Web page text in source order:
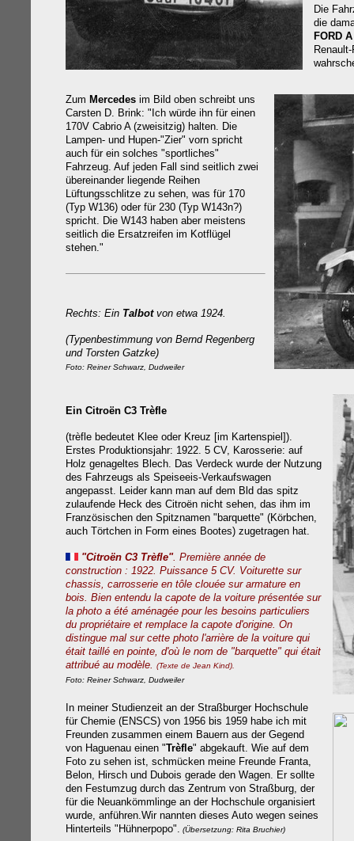
Die
die
FORD A
Zum Mercedes im Bild oben schreibt uns
Carsten D. Brink: "Ich würde ihn für einen
170V Cabrio A (zweisitzig) halten. Die
Lampen- und Hupen-"Zier" vorn spricht
auch für ein solches "sportliches"
Fahrzeug. Auf jeden Fall sind seitlich zwei
übereinander liegende Reihen
Lüftungsschlitze zu sehen, was für 170
(Typ W136) oder für 230 (Typ W143n?)
spricht. Die W143 haben aber meistens
seitlich die Ersatzreifen im Kotflügel
stehen."
Rechts: Ein Talbot von etwa 1924.
(Typenbestimmung von Bernd Regenberg
und Torsten Gatzke)
Foto: Reiner Schwarz, Dudweiler
Ein Citroën C3 Trèfle
(trèfle bedeutet Klee oder Kreuz [im Kartenspiel]).
Erstes Produktionsjahr: 1922. 5 CV, Karosserie: auf
Holz genageltes Blech. Das Verdeck wurde der Nutzung
des Fahrzeugs als Speiseeis-Verkaufswagen
angepasst. Leider kann man auf dem Bld das spitz
zulaufende Heck des Citroën nicht sehen, das ihm im
Französischen den Spitznamen "barquette" (Körbchen,
auch Törtchen in Form eines Bootes) zugetragen hat.
"Citroën C3 Trèfle". Première année de
construction : 1922. Puissance 5 CV. Voiturette sur
chassis, carrosserie en tôle clouée sur armature en
bois. Bien entendu la capote de la voiture présentée sur
la photo a été aménagée pour les besoins particuliers
du propriétaire et remplace la capote d'origine. On
distingue mal sur cette photo l'arrière de la voiture qui
était taillé en pointe, d'où le nom de "barquette" qui était
attribué au modèle. (Texte de Jean Kind).
Foto: Reiner Schwarz, Dudweiler
In meiner Studienzeit an der Straßburger Hochschule
für Chemie (ENSCS) von 1956 bis 1959 habe ich mit
Freunden zusammen einem Bauern aus der Gegend
von Haguenau einen "Trèfle" abgekauft. Wie auf dem
Foto zu sehen ist, schmücken meine Freunde Franta,
Belon, Hirsch und Dubois gerade den Wagen. Er sollte
den Festumzug durch das Zentrum von Straßburg, der
für die Neuankömmlinge an der Hochschule organisiert
wurde, anführen.Wir nannten dieses Auto wegen seines
Hinterteils "Hühnerpopo". (Übersetzung: Rita Bruchier)